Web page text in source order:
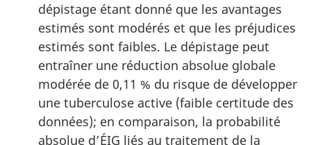
dépistage étant donné que les avantages
estimés sont modérés et que les préjudices
estimés sont faibles. Le dépistage peut
entraîner une réduction absolue globale
modérée de 0,11 % du risque de développer
une tuberculose active (faible certitude des
données); en comparaison, la probabilité
absolue d’ÉIG liés au traitement de la